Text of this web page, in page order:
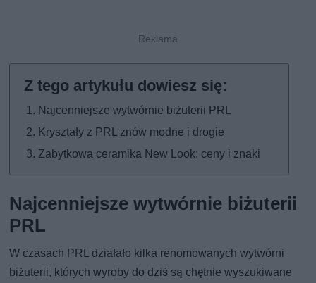
Najcenniejsze wytwórnie biżuterii PRL
Kryształy z PRL znów modne i drogie
Zabytkowa ceramika New Look: ceny i znaki
Najcenniejsze wytwórnie biżuterii
PRL
W czasach PRL działało kilka renomowanych wytwórni
biżuterii, których wyroby do dziś są chętnie wyszukiwane